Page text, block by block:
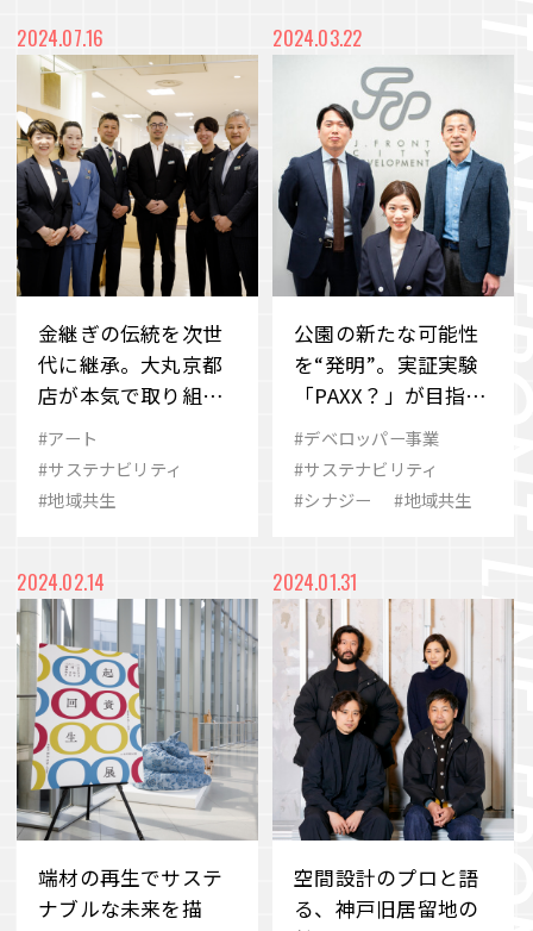
2024.07.16
金継ぎの伝統を次世
代に継承。大丸京都
店が本気で取り組む
新しいビジネスのか
たち
#アート
#サステナビリティ
#地域共生
2024.03.22
公園の新たな可能性
を“発明”。実証実験
「PAXX？」が目指す
世界観に迫る
#デベロッパー事業
#サステナビリティ
#シナジー
#地域共生
2024.02.14
端材の再生でサステ
ナブルな未来を描
2024.01.31
空間設計のプロと語
る、神戸旧居留地の